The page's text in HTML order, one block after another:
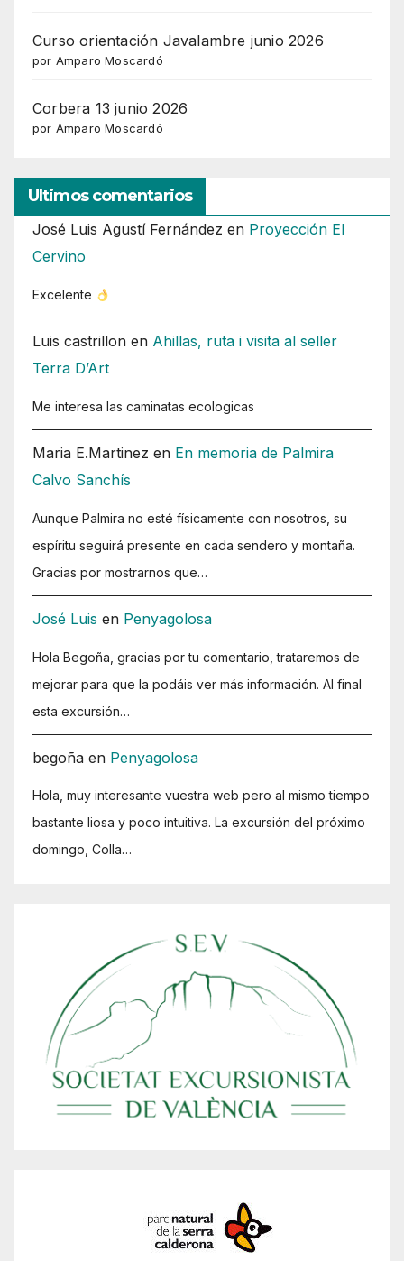
Curso orientación Javalambre junio 2026
por Amparo Moscardó
Corbera 13 junio 2026
por Amparo Moscardó
Ultimos comentarios
José Luis Agustí Fernández en Proyección El
Cervino
Excelente
Luis castrillon en Ahillas, ruta i visita al seller
Terra D’Art
Me interesa las caminatas ecologicas
Maria E.Martinez en En memoria de Palmira
Calvo Sanchís
Aunque Palmira no esté físicamente con nosotros, su
espíritu seguirá presente en cada sendero y montaña.
Gracias por mostrarnos que…
José Luis en Penyagolosa
Hola Begoña, gracias por tu comentario, trataremos de
mejorar para que la podáis ver más información. Al final
esta excursión…
begoña en Penyagolosa
Hola, muy interesante vuestra web pero al mismo tiempo
bastante liosa y poco intuitiva. La excursión del próximo
domingo, Colla…